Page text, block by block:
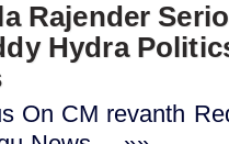
Rajender
Hydra
On CM revanth